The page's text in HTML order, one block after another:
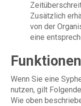
Zusätzlich
von der
eine
Wenn Sie eine
nutzen, gilt
Wie oben